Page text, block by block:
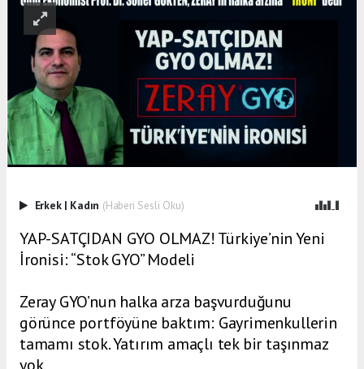
Erkek | Kadın (Haberi Sesli Oku)
YAP-SATÇIDAN GYO OLMAZ! Türkiye’nin Yeni
İronisi: “Stok GYO” Modeli
Zeray GYO’nun halka arza başvurduğunu
görünce portföyüne baktım: Gayrimenkullerin
tamamı stok. Yatırım amaçlı tek bir taşınmaz